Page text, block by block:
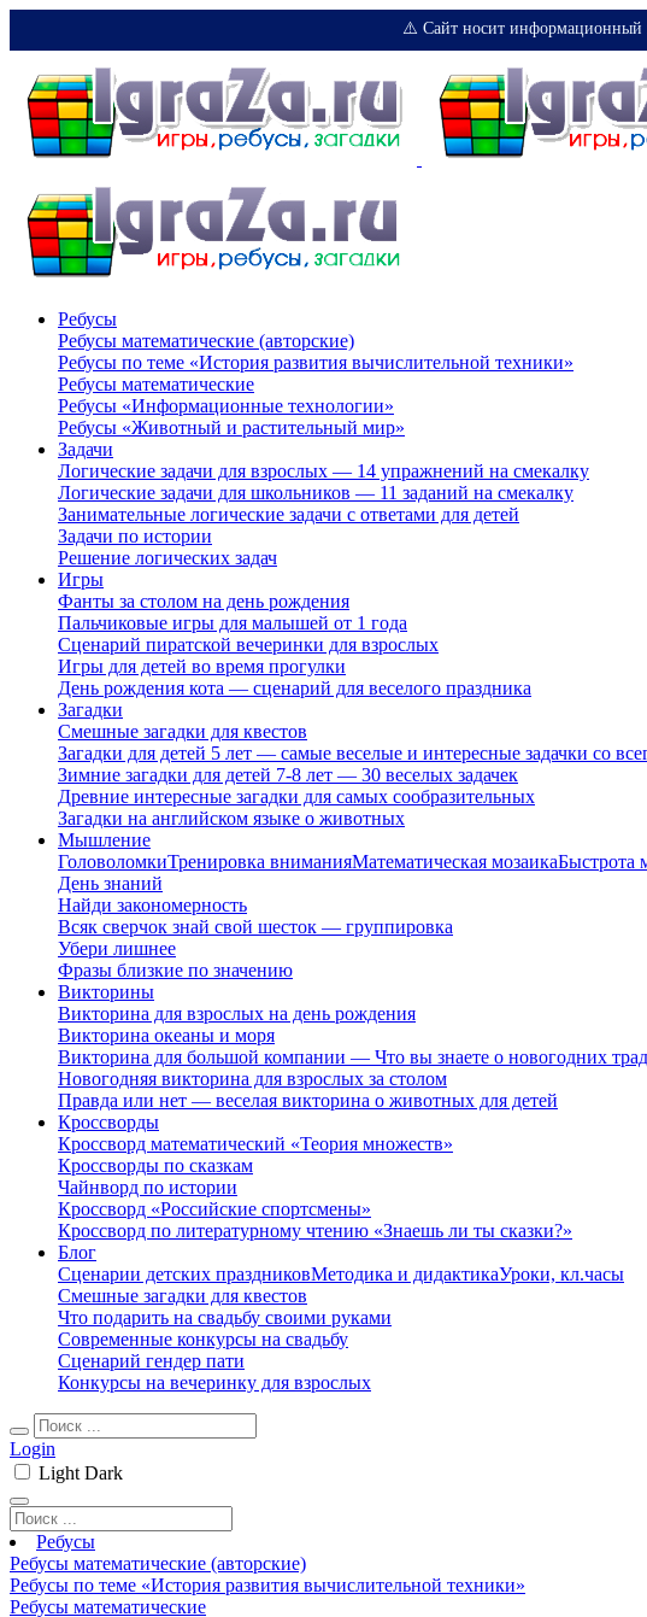
⚠️ Сайт носит информационный
Ребусы
Ребусы математические (авторские)
Ребусы по теме «История развития вычислительной техники»
Ребусы математические
Ребусы «Информационные технологии»
Ребусы «Животный и растительный мир»
Задачи
Логические задачи для взрослых — 14 упражнений на смекалку
Логические задачи для школьников — 11 заданий на смекалку
Занимательные логические задачи с ответами для детей
Задачи по истории
Решение логических задач
Игры
Фанты за столом на день рождения
Пальчиковые игры для малышей от 1 года
Сценарий пиратской вечеринки для взрослых
Игры для детей во время прогулки
День рождения кота — сценарий для веселого праздника
Загадки
Смешные загадки для квестов
Загадки для детей 5 лет — самые веселые и интересные задачки со
Зимние загадки для детей 7-8 лет — 30 веселых задачек
Древние интересные загадки для самых сообразительных
Загадки на английском языке о животных
Мышление
ГоловоломкиТренировка вниманияМатематическая мозаикаБыстрота
День знаний
Найди закономерность
Всяк сверчок знай свой шесток — группировка
Убери лишнее
Фразы близкие по значению
Викторины
Викторина для взрослых на день рождения
Викторина океаны и моря
Викторина для большой компании — Что вы знаете о новогодних
Новогодняя викторина для взрослых за столом
Правда или нет — веселая викторина о животных для детей
Кроссворды
Кроссворд математический «Теория множеств»
Кроссворды по сказкам
Чайнворд по истории
Кроссворд «Российские спортсмены»
Кроссворд по литературному чтению «Знаешь ли ты сказки?»
Блог
Сценарии детских праздниковМетодика и дидактикаУроки, кл.часы
Смешные загадки для квестов
Что подарить на свадьбу своими руками
Современные конкурсы на свадьбу
Сценарий гендер пати
Конкурсы на вечеринку для взрослых
Login
Light Dark
Ребусы
Ребусы математические (авторские)
Ребусы по теме «История развития вычислительной техники»
Ребусы математические